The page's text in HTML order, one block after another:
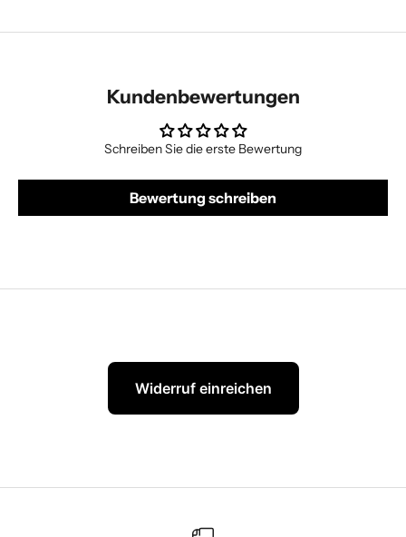
Kundenbewertungen
Schreiben Sie die erste Bewertung
Bewertung schreiben
Widerruf einreichen